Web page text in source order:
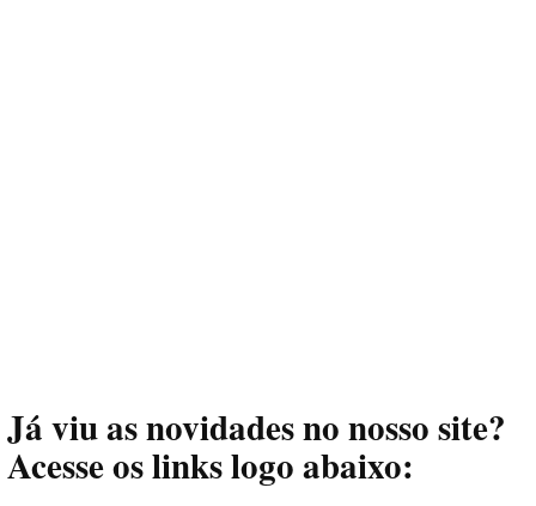
Já viu as novidades no nosso site?
Acesse os links logo abaixo: